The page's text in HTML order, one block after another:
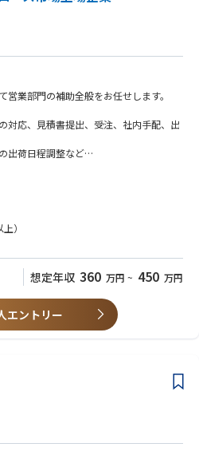
業部門の補助全般をお任せします。
対応、見積書提出、受注、社内手配、出
出荷日程調整など
改造案件の受注処理/手配/出荷/売上等
スタント業務
システムへの入力作業
くこともございます。
アジアやヨーロッパ）となります。
のpatagonia社製ジャケット支給、サー
さを大切にする社風です。
名 アシスタント1名)
出張の同行をいただいてアテンドをして
様にご意欲や素質があれ
いただくことも可能です。
をするのには憧れるけど自分にできるの
おすすめとなっておりま
）
想定年収 360 万円 ~ 450 万円
エントリー